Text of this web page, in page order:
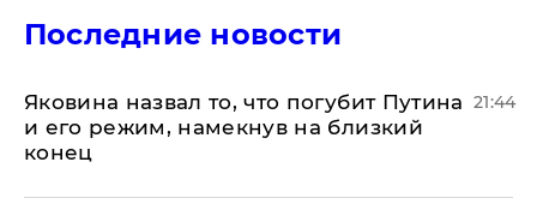
Последние новости
Яковина назвал то, что погубит Путина
и его режим, намекнув на близкий
конец
21:44